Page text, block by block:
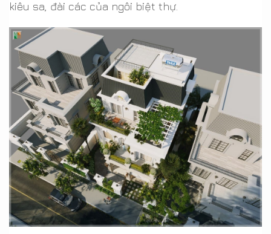
kiêu sa, đài các của ngôi biệt thự.